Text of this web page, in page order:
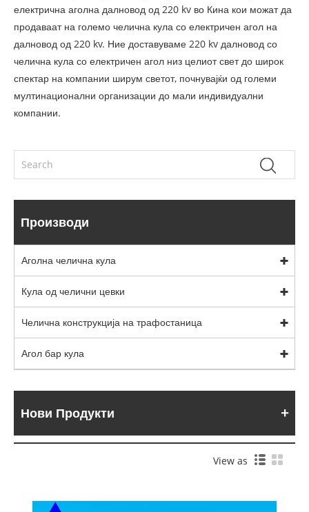
електрична аголна далновод од 220 kv во Кина кои можат да
продаваат на големо челична кула со електричен агол на
далновод од 220 kv. Ние доставуваме 220 kv далновод со
челична кула со електричен агол низ целиот свет до широк
спектар на компании ширум светот, почнувајќи од големи
мултинационални организации до мали индивидуални
компании.
Производи
Аголна челична кула
Кула од челични цевки
Челична конструкција на трафостаница
Агол бар кула
Нови Продукти
View as